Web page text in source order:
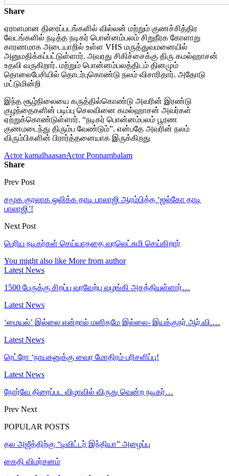
Share
ஏராளமான திரைப்படங்களில் வில்லன் மற்றும் குணச்சித்திர
வேடங்களில் நடித்த நடிகர் பொன்னம்பலம் சிறுநீரக கோளாறு
காரணமாக அடையாறில் உள்ள VHS மருத்துவமனையில்
அனுமதிக்கப்பட்டுள்ளார். அவரது சிகிச்சைக்கு திரு கமல்ஹாசன்
உதவி வருகிறார். மற்றும் பொன்னம்பலத்திடம் தினமும்
தொலைபேசியில் தொடர்புகொண்டு நலம் விசாரிதார். அதோடு
மட்டுமின்றி
இந்த சூழ்நிலையை கருத்தில்கொண்டு அவரின் இரண்டு
குழந்தைகளின் படிப்பு செலவினை கமல்ஹாசன் அவர்கள்
ஏற்றுக்கொண்டுள்ளார். “நடிகர் பொன்னம்பலம் பூரண
குணமடைந்து திரும்ப வேண்டும்”. என்பதே அவரின் நலம்
விரும்பிகளின் பிரார்த்தனையாக இருக்கிறது
Actor kamalhaasanActor Ponnambalam
Share
Prev Post
சமூக குரலாக ஒலிக்க தாடி பாலாஜி ஆரம்பித்த ‘ஜல்கோ தாடி
பாலாஜி’!
Next Post
பெரிய நடிகர்கள் செய்யாததை வரலெட்சுமி செய்கிறார்
You might also like More from author
Latest News
1500 பேருக்கு சிறப்பு வரவேற்பு வழங்கி அசத்தியுள்ளார்…
Latest News
‘மையல்’ இல்லை என்றால் மனிதமே இல்லை- இயக்குநர் ஆர்.வி.…
Latest News
ரெட்ரோ ‘நாயகனுக்கு வைர மோதிரம் பரிசளிப்பு!
Latest News
நோர்வே திரைப்பட விழாவில் விருது வென்ற நடிகர்…
Prev Next
POPULAR POSTS
தல அஜீத்திற்கு “டிவிட்டர் இந்தியா” அழைப்பு
கைதி விமர்சனம்